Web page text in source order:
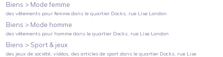
Biens > Mode femme
des vêtements pour femme dans le quartier Docks, rue Lise London
Biens > Mode homme
des vêtements pour homme dans le quartier Docks, rue Lise London
Biens > Sport & jeux
des jeux de société, vidéos, des articles de sport dans le quartier Docks, rue Lise